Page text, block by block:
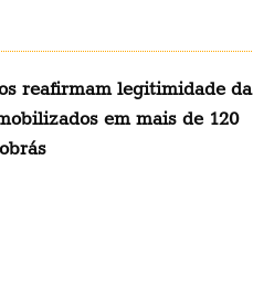
reafirmam legitimidade da
em mais de 120